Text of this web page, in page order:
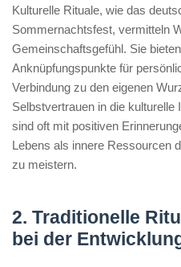
Kulturelle Rituale, wie das
Sommernachtsfest, vermitteln
Gemeinschaftsgefühl. Sie
Anknüpfungspunkte für
Verbindung zu den eigenen
Selbstvertrauen in die
sind oft mit positiven
Lebens als innere Ressourcen
zu meistern.
2. Traditionelle
bei der